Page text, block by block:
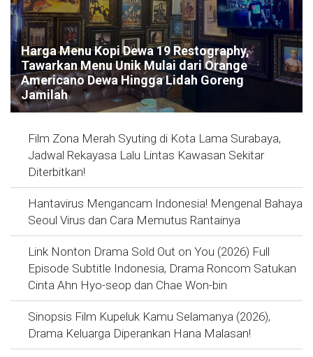
Harga Menu Kopi Dewa 19 Restography,
Tawarkan Menu Unik Mulai dari Orange
Americano Dewa Hingga Lidah Goreng
Jamilah
Film Zona Merah Syuting di Kota Lama Surabaya,
Jadwal Rekayasa Lalu Lintas Kawasan Sekitar
Diterbitkan!
Hantavirus Mengancam Indonesia! Mengenal Bahaya
Seoul Virus dan Cara Memutus Rantainya
Link Nonton Drama Sold Out on You (2026) Full
Episode Subtitle Indonesia, Drama Roncom Satukan
Cinta Ahn Hyo-seop dan Chae Won-bin
Sinopsis Film Kupeluk Kamu Selamanya (2026),
Drama Keluarga Diperankan Hana Malasan!